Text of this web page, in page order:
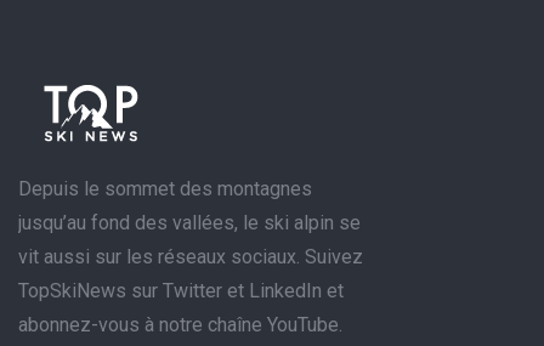
Depuis le sommet des montagnes
jusqu’au fond des vallées, le ski alpin se
vit aussi sur les réseaux sociaux. Suivez
TopSkiNews sur Twitter et LinkedIn et
abonnez-vous à notre chaîne YouTube.